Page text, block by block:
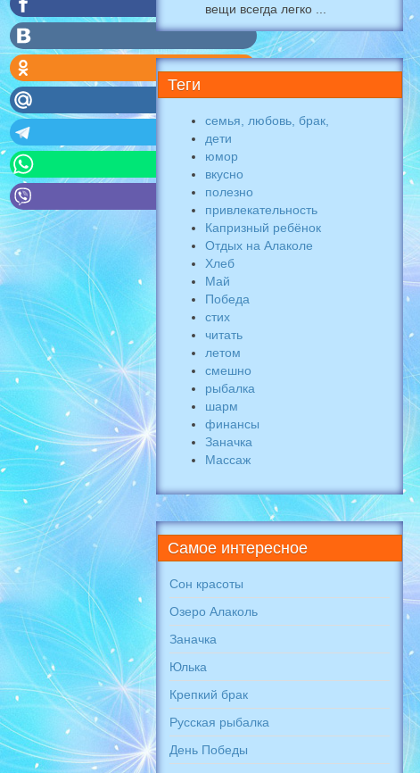
вещи всегда легко ...
Теги
семья, любовь, брак,
дети
юмор
вкусно
полезно
привлекательность
Капризный ребёнок
Отдых на Алаколе
Хлеб
Май
Победа
стих
читать
летом
смешно
рыбалка
шарм
финансы
Заначка
Массаж
Самое интересное
Сон красоты
Озеро Алаколь
Заначка
Юлька
Крепкий брак
Русская рыбалка
День Победы